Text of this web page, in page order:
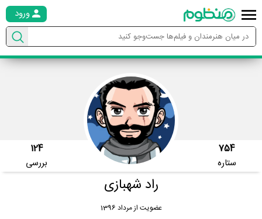
ورود
754
ستاره
124
بررسی
راد شهبازی
عضویت از مرداد 1396